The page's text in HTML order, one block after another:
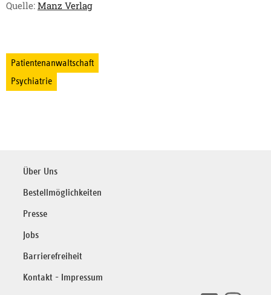
Quelle: Manz Verlag
Patientenanwaltschaft
Psychiatrie
Über Uns
Bestellmöglichkeiten
Presse
Jobs
Barrierefreiheit
Kontakt - Impressum